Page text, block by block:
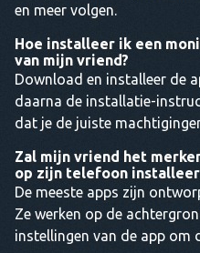
en meer volgen.
Hoe installeer ik een
van mijn vriend?
Download en installeer de
daarna de installatie-
dat je de juiste
Zal mijn vriend het
op zijn telefoon
De meeste apps zijn
Ze werken op de
instellingen van de app om